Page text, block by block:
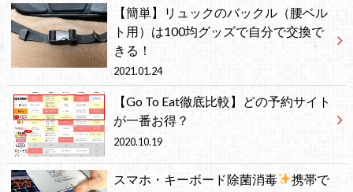
【簡単】リュックのバックル（腰ベル
ト用）は100均グッズで自分で交換で
きる！
2021.01.24
【Go To Eat徹底比較】どの予約サイト
が一番お得？
2020.10.19
スマホ・キーボード除菌消毒
携帯で